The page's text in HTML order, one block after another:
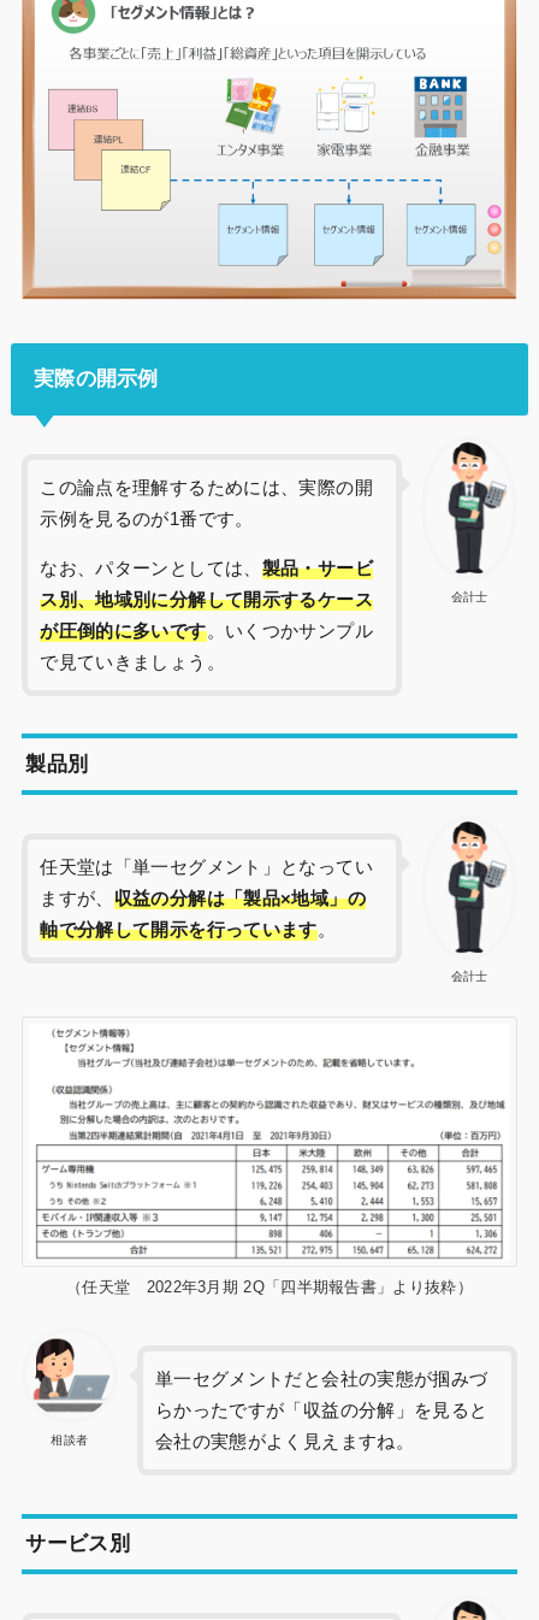
実際の開示例
会計士
この論点を理解するためには、実際の開
示例を見るのが1番です。
なお、パターンとしては、 製品・サービ
ス別、地域別に分解して開示するケース
が圧倒的に多いです。いくつかサンプル
で見ていきましょう。
製品別
会計士
任天堂は「単一セグメント」となってい
ますが、 収益の分解は「製品×地域」の
軸で分解して開示を行っています。
（任天堂 2022年3月期 2Q「四半期報告書」より抜粋）
相談者
単一セグメントだと会社の実態が掴みづ
らかったですが「収益の分解」を見ると
会社の実態がよく見えますね。
サービス別